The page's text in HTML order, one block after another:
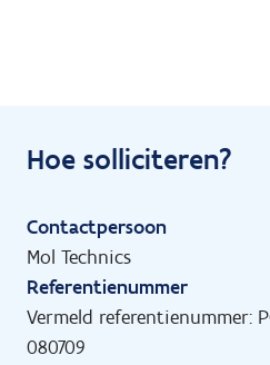
Hoe solliciteren?
Contactpersoon
Mol Technics
Referentienummer
Vermeld referentienummer:
080709